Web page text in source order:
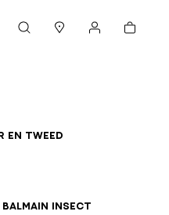
Panier
en tweed
3436384042
Insect
34363840 42